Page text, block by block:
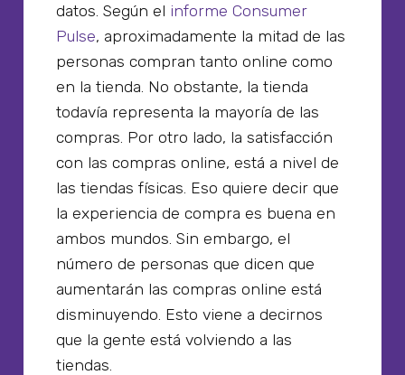
datos. Según el informe Consumer
Pulse, aproximadamente la mitad de las
personas compran tanto online como
en la tienda. No obstante, la tienda
todavía representa la mayoría de las
compras. Por otro lado, la satisfacción
con las compras online, está a nivel de
las tiendas físicas. Eso quiere decir que
la experiencia de compra es buena en
ambos mundos. Sin embargo, el
número de personas que dicen que
aumentarán las compras online está
disminuyendo. Esto viene a decirnos
que la gente está volviendo a las
tiendas.